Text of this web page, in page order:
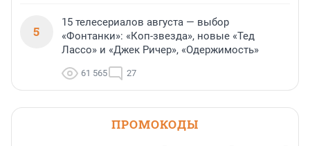
5
15 телесериалов августа — выбор
«Фонтанки»: «Коп-звезда», новые «Тед
Лассо» и «Джек Ричер», «Одержимость»
61 565 27
ПРОМОКОДЫ